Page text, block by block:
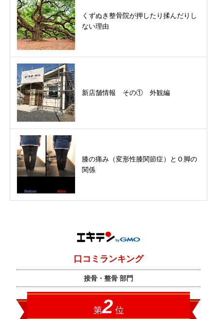
くずぬき整骨院が押したり揉んだりし
ない理由
新店舗情報 その① 外観編
膝の痛み（変形性膝関節症）とＯ脚の
関係